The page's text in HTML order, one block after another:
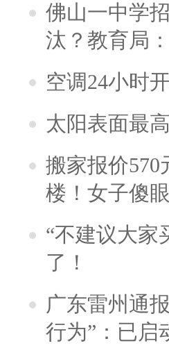
佛山一中学
汰？教育局
空调24小时
太阳表面最
搬家报价570
楼！女子傻
“不建议大家
了！
广东雷州通
行为”：已启